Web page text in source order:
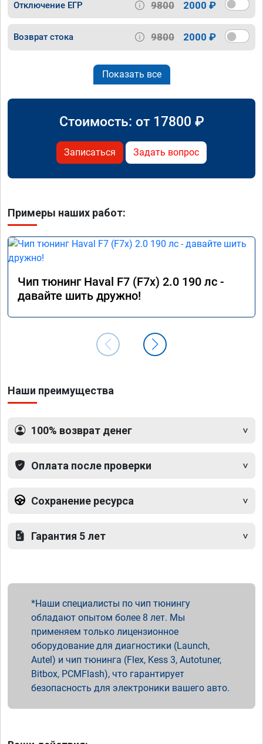
Отключение ЕГР 9800 2000 ₽
Возврат стока 9800 2000 ₽
Показать все
Стоимость: от 17800 ₽
Записаться Задать вопрос
Примеры наших работ:
Чип тюнинг Haval F7 (F7x) 2.0 190 лс -
давайте шить дружно!
Наши преимущества
100% возврат денег
Оплата после проверки
Сохранение ресурса
Гарантия 5 лет
Наши специалисты по чип тюнингу
обладают опытом более 8 лет. Мы
применяем только лицензионное
оборудование для диагностики (Launch,
Autel) и чип тюнинга (Flex, Kess 3, Autotuner,
Bitbox, PCMFlash), что гарантирует
безопасность для электроники вашего авто.